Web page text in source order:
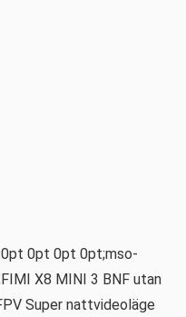
0pt 0pt 0pt;mso-
X8 MINI 3 BNF utan
Super nattvideoläge